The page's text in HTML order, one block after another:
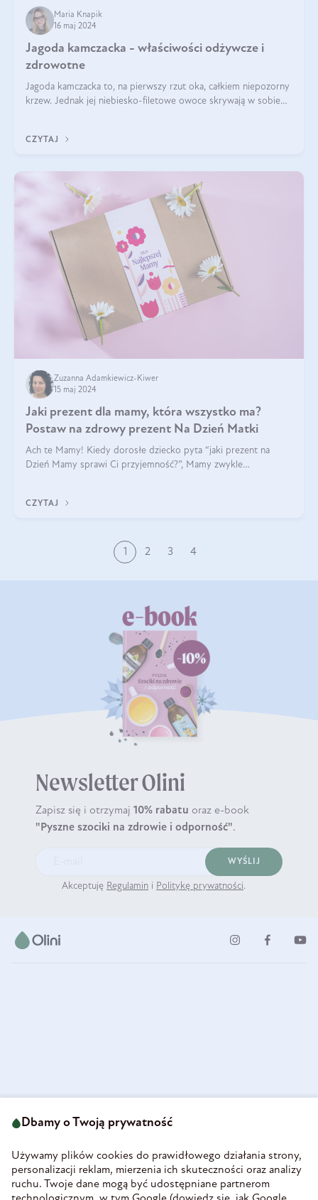
Maria Knapik
16 maj 2024
Jagoda kamczacka - właściwości odżywcze i
zdrowotne
Jagoda kamczacka to, na pierwszy rzut oka, całkiem niepozorny
krzew. Jednak jej niebiesko-filetowe owoce skrywają w sobie
CZYTAJ
Zuzanna Adamkiewicz-Kiwer
15 maj 2024
Jaki prezent dla mamy, która wszystko ma?
Postaw na zdrowy prezent Na Dzień Matki
Ach te Mamy! Kiedy dorosłe dziecko pyta “jaki prezent na
Dzień Mamy sprawi Ci przyjemność?”, Mamy zwykle
CZYTAJ
1 2 3 4
Newsletter Olini
Zapisz się i otrzymaj 10% rabatu oraz e-book
"Pyszne szociki na zdrowie i odporność".
WYŚLIJ
Akceptuję Regulamin i Politykę prywatności.
58-160 Świebodzice
REGON 890213034
INFORMACJE
Dbamy o Twoją prywatność
Używamy plików cookies do prawidłowego działania strony,
personalizacji reklam, mierzenia ich skuteczności oraz analizy
ruchu. Twoje dane mogą być udostępniane partnerom